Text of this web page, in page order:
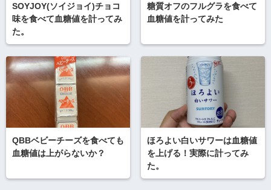
SOYJOY(ソイジョイ)チョコ
味を食べて血糖値を計ってみ
た。
糖質オフのフルグラを食べて
血糖値を計ってみた
QBBベビーチーズを食べても
血糖値は上がらないか？
ほろよい白いサワーは血糖値
を上げる！実際に計ってみ
た。